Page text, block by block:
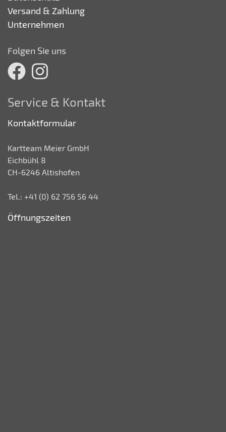
Versand & Zahlung
Unternehmen
Folgen Sie uns
Service & Kontakt
Kontaktformular
Kartteam Meier GmbH
Eichbühl 8
CH-6246 Altishofen
Tel.: +41 (0) 62 756 56 44
Öffnungszeiten